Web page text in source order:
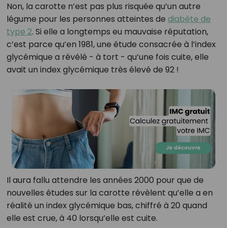
Non, la carotte n’est pas plus risquée qu’un autre
légume pour les personnes atteintes de diabète de
type 2. Si elle a longtemps eu mauvaise réputation,
c’est parce qu’en 1981, une étude consacrée à l’index
glycémique a révélé - à tort - qu’une fois cuite, elle
avait un index glycémique très élevé de 92 !
Il aura fallu attendre les années 2000 pour que de
nouvelles études sur la carotte révèlent qu’elle a en
réalité un index glycémique bas, chiffré à 20 quand
elle est crue, à 40 lorsqu’elle est cuite.